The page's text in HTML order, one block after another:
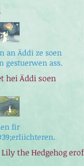
an Äddi ze soen
gestuerwen ass.
hei Äddi soen
fir
the Hedgehog erof